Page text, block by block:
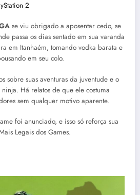
2
se viu obrigado a aposentar cedo, se
passa os dias sentado em sua varanda
em Itanhaém, tomando vodka barata e
em seu colo.
sobre suas aventuras da juventude e o
Há relatos de que ele costuma
sem qualquer motivo aparente.
foi anunciado, e isso só reforça sua
Legais dos Games.